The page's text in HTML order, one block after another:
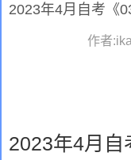
2023年4月自考《
作者
2023年4月自